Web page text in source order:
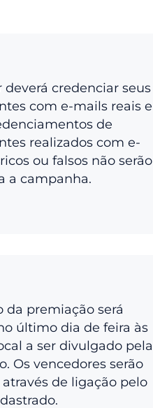
deverá credenciar seus
com e-mails reais e
de
realizados com e-
ou falsos não serão
a campanha.
da premiação será
último dia de feira às
a ser divulgado pela
Os vencedores serão
de ligação pelo